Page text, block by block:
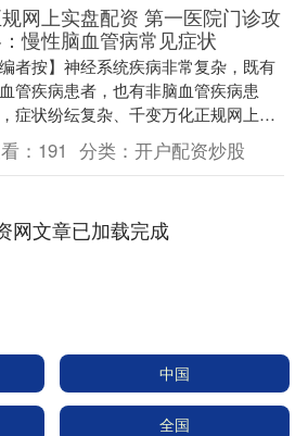
网上实盘配资 第一医院门诊攻
慢性脑血管病常见症状
编者按】神经系统疾病非常复杂，既有
管疾病患者，也有非脑血管疾病患
症状纷纭复杂、千变万化正规网上实
配资，如何就诊成为患者关心的重要话
从今天起，我院....
： 191 分类： 开户配资炒股
网文章已加载完成
中国
全国